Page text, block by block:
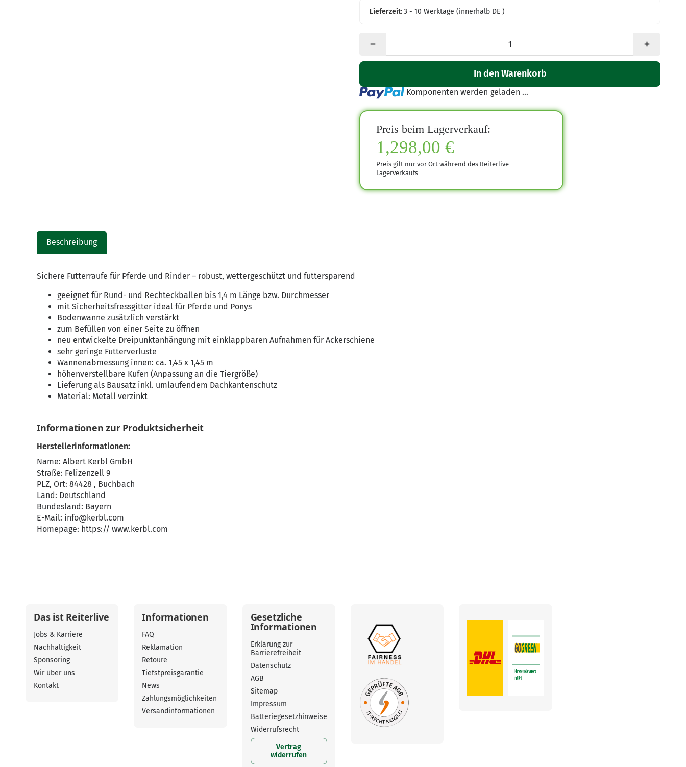
Lieferzeit:3 - 10 Werktage(innerhalb DE )
In den Warenkorb
Loading... Komponenten werden geladen ...
Preis beim Lagerverkauf:
1,298,00 €
Preis gilt nur vor Ort während des Reiterlive
Lagerverkaufs
Beschreibung
Sichere Futterraufe für Pferde und Rinder – robust, wettergeschützt und futtersparend
geeignet für Rund- und Rechteckballen bis 1,4 m Länge bzw. Durchmesser
mit Sicherheitsfressgitter ideal für Pferde und Ponys
Bodenwanne zusätzlich verstärkt
zum Befüllen von einer Seite zu öffnen
neu entwickelte Dreipunktanhängung mit einklappbaren Aufnahmen für Ackerschiene
sehr geringe Futterverluste
Wannenabmessung innen: ca. 1,45 x 1,45 m
höhenverstellbare Kufen (Anpassung an die Tiergröße)
Lieferung als Bausatz inkl. umlaufendem Dachkantenschutz
Material: Metall verzinkt
Informationen zur Produktsicherheit
Herstellerinformationen:
Name: Albert Kerbl GmbH
Straße: Felizenzell 9
PLZ, Ort: 84428 , Buchbach
Land: Deutschland
Bundesland: Bayern
E-Mail: info@kerbl.com
Homepage: https:// www.kerbl.com
Das ist Reiterlive
Jobs & Karriere
Nachhaltigkeit
Sponsoring
Wir über uns
Kontakt
Informationen
FAQ
Reklamation
Retoure
Tiefstpreisgarantie
News
Zahlungsmöglichkeiten
Versandinformationen
Gesetzliche
Informationen
Erklärung zur
Barrierefreiheit
Datenschutz
AGB
Sitemap
Impressum
Batteriegesetzhinweise
Widerrufsrecht
Vertrag
widerrufen